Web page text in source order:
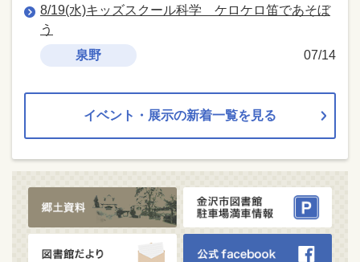
8/19(水)キッズスクール科学 ケロケロ笛であそぼ
う
07/14
泉野
イベント・展示の新着一覧を見る